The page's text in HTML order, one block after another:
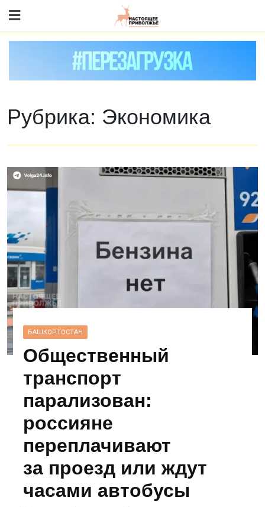
to content
Рубрика: Экономика
БАШКОРТОСТАН
Общественный
транспорт
парализован:
россияне
переплачивают
за проезд или ждут
часами автобусы